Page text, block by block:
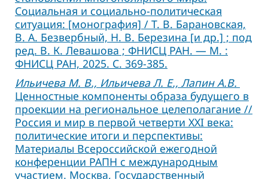
Социальная и социально-политическая
ситуация: [монография] / Т. В. Барановская,
В. А. Безвербный, Н. В. Березина [и др.] ; под
ред. В. К. Левашова ; ФНИСЦ РАН. — М. :
ФНИСЦ РАН, 2025. С. 369-385.
Ильичева М. В., Ильичева Л. Е., Лапин А.В.
Ценностные компоненты образа будущего в
проекции на региональное целеполагание //
Россия и мир в первой четверти XXI века:
политические итоги и перспективы:
Материалы Всероссийской ежегодной
конференции РАПН с международным
участием. Москва, Государственный